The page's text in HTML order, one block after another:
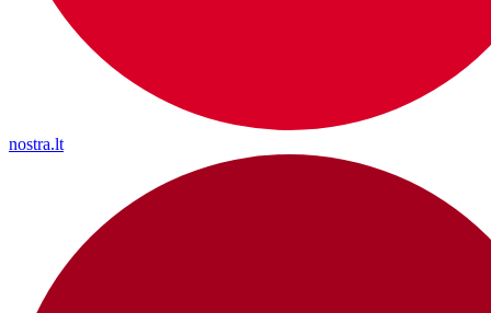
nostra.lt